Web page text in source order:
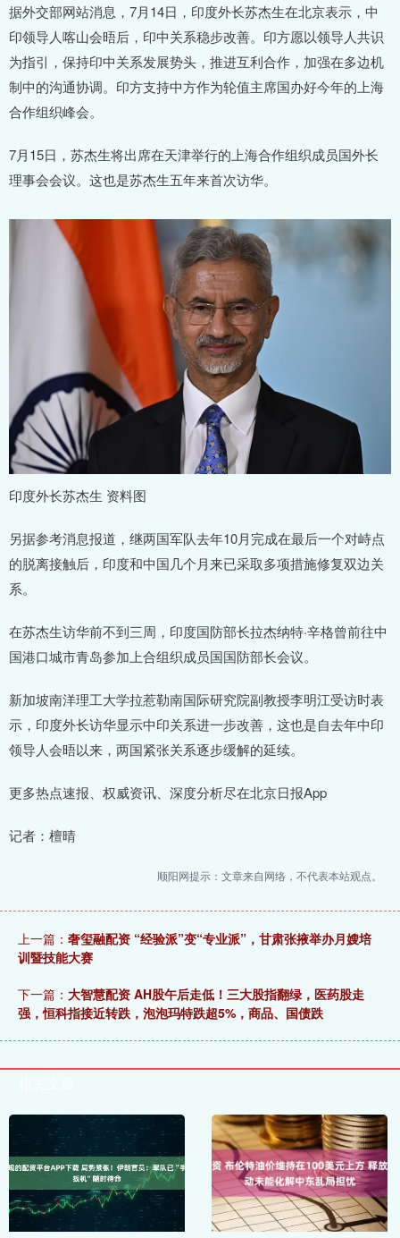
据外交部网站消息，7月14日，印度外长苏杰生在北京表示，中
印领导人喀山会晤后，印中关系稳步改善。印方愿以领导人共识
为指引，保持印中关系发展势头，推进互利合作，加强在多边机
制中的沟通协调。印方支持中方作为轮值主席国办好今年的上海
合作组织峰会。
7月15日，苏杰生将出席在天津举行的上海合作组织成员国外长
理事会会议。这也是苏杰生五年来首次访华。
印度外长苏杰生 资料图
另据参考消息报道，继两国军队去年10月完成在最后一个对峙点
的脱离接触后，印度和中国几个月来已采取多项措施修复双边关
系。
在苏杰生访华前不到三周，印度国防部长拉杰纳特·辛格曾前往中
国港口城市青岛参加上合组织成员国国防部长会议。
新加坡南洋理工大学拉惹勒南国际研究院副教授李明江受访时表
示，印度外长访华显示中印关系进一步改善，这也是自去年中印
领导人会晤以来，两国紧张关系逐步缓解的延续。
更多热点速报、权威资讯、深度分析尽在北京日报App
记者：檀晴
顺阳网提示：文章来自网络，不代表本站观点。
上一篇： 奢玺融配资 “经验派”变“专业派”，甘肃张掖举办月嫂培
训暨技能大赛
下一篇： 大智慧配资 AH股午后走低！三大股指翻绿，医药股走
强，恒科指接近转跌，泡泡玛特跌超5%，商品、国债跌